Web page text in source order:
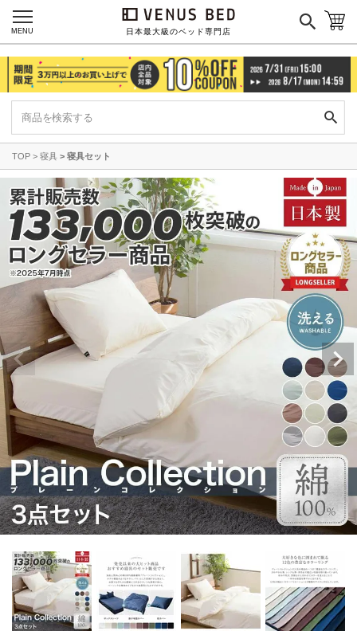
日本最大級のベッド専門店
MENU
TOP 寝具 寝具セット